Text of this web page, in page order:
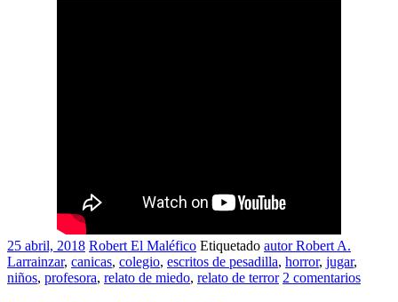
25 abril, 2018 Robert El Maléfico Etiquetado autor Robert A.
Larrainzar, canicas, colegio, escritos de pesadilla, horror, jugar,
niños, profesora, relato de miedo, relato de terror 2 comentarios